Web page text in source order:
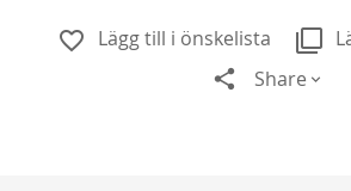
Lägg till i önskelista
Share